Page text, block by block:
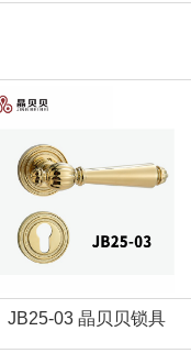
JB25-07 晶贝贝锁具